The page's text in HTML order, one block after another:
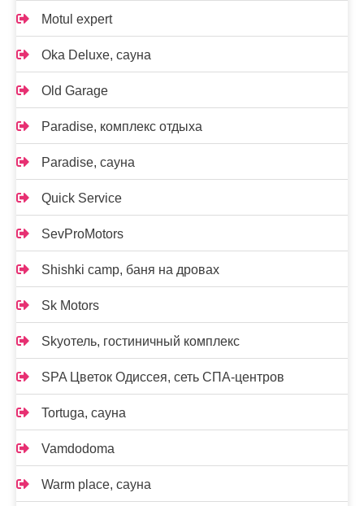
Motul expert
Oka Deluxe, сауна
Old Garage
Paradise, комплекс отдыха
Paradise, сауна
Quick Service
SevProMotors
Shishki camp, баня на дровах
Sk Motors
Skyотель, гостиничный комплекс
SPA Цветок Одиссея, сеть СПА-центров
Tortuga, сауна
Vamdodoma
Warm place, сауна